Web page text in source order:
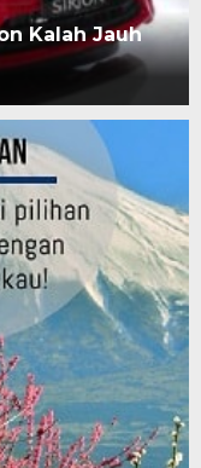
Kalah Jauh